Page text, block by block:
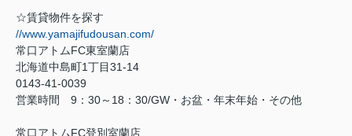
☆賃貸物件を探す
//www.yamajifudousan.com/
常口アトムFC東室蘭店
北海道中島町1丁目31-14
0143-41-0039
営業時間 9 ： 30～ 18 ： 30/GW ・お盆・年末年始・その他
常口アトムFC登別室蘭店